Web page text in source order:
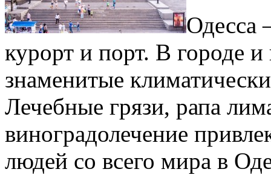
Одесса
курорт и порт. В городе
знаменитые
Лечебные грязи, рапа
виноградолечение
людей со всего мира в